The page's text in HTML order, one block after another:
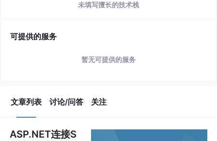
未填写擅长的技术栈
可提供的服务
暂无可提供的服务
文章列表 讨论/问答 关注
ASP.NET连接S